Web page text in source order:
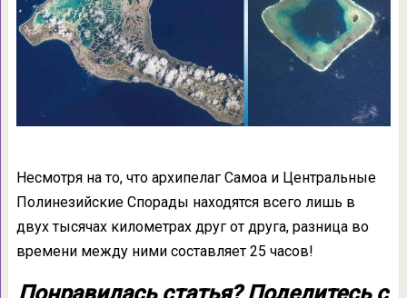
Несмотря на то, что архипелаг Самоа и Центральные
Полинезийские Спорады находятся всего лишь в
двух тысячах километрах друг от друга, разница во
времени между ними составляет 25 часов!